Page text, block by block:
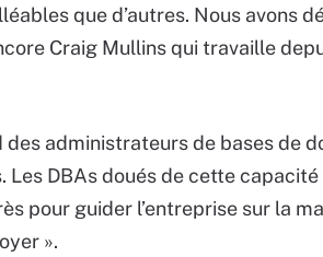
que d’autres. Nous avons
Craig Mullins qui travaille
administrateurs de bases de
DBAs doués de cette
pour guider l’entreprise sur la
».